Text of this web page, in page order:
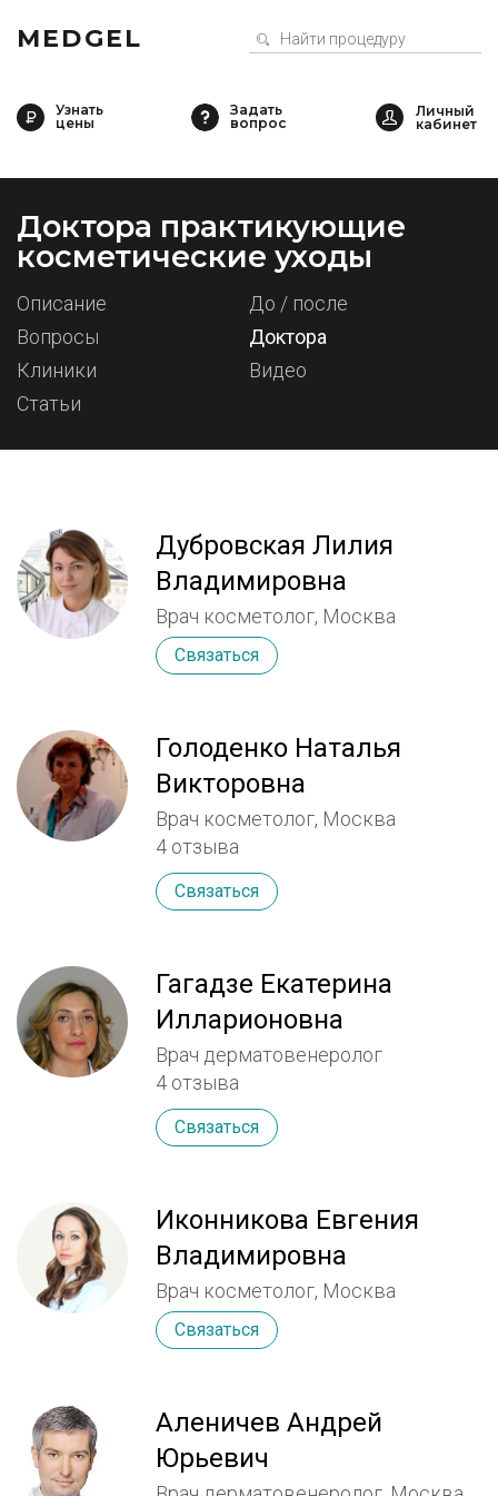
MEDGEL
Узнать
цены
Задать
вопрос
Доктора практикующие
косметические уходы
Описание
До / после
Вопросы
Доктора
Клиники
Видео
Статьи
Дубровская Лилия
Владимировна
Врач косметолог, Москва
Связаться
Голоденко Наталья
Викторовна
Врач косметолог, Москва
4 отзыва
Связаться
Гагадзе Екатерина
Илларионовна
Врач дерматовенеролог
4 отзыва
Связаться
Иконникова Евгения
Владимировна
Врач косметолог, Москва
Связаться
Аленичев Андрей
Юрьевич